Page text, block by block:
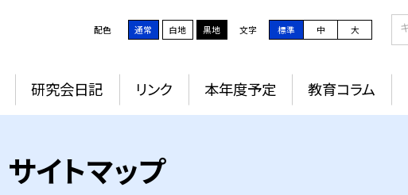
配色 通常 白地 黒地 文字 標準 中 大
研究会日記 リンク 本年度予定 教育コラム
サイトマップ